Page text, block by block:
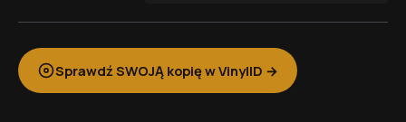
Sprawdź SWOJĄ kopię w VinylID →